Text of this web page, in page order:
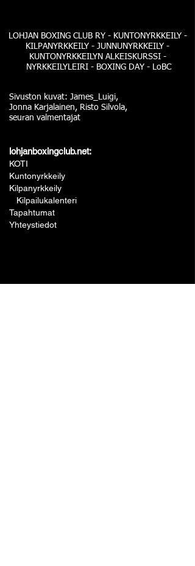
LOHJAN BOXING CLUB RY - KUNTONYRKKEILY -
KILPANYRKKEILY - JUNNUNYRKKEILY -
KUNTONYRKKEILYN ALKEISKURSSI -
NYRKKEILYLEIRI - BOXING DAY - LoBC
Sivuston kuvat: James_Luigi,
Jonna Karjalainen, Risto Silvola,
seuran valmentajat
lohjanboxingclub.net:
KOTI
Kuntonyrkkeily
Kilpanyrkkeily
Kilpailukalenteri
Tapahtumat
Yhteystiedot